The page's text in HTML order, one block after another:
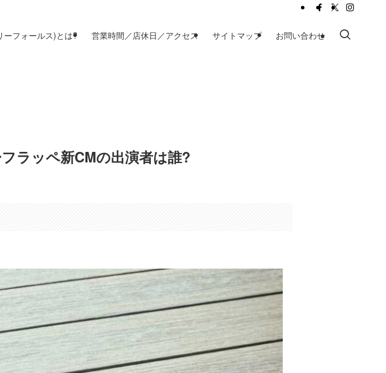
ーフォールス)とは? 営業時間／店休日／アクセス サイトマップ お問い合わせ
ラッペ新CMの出演者は誰?